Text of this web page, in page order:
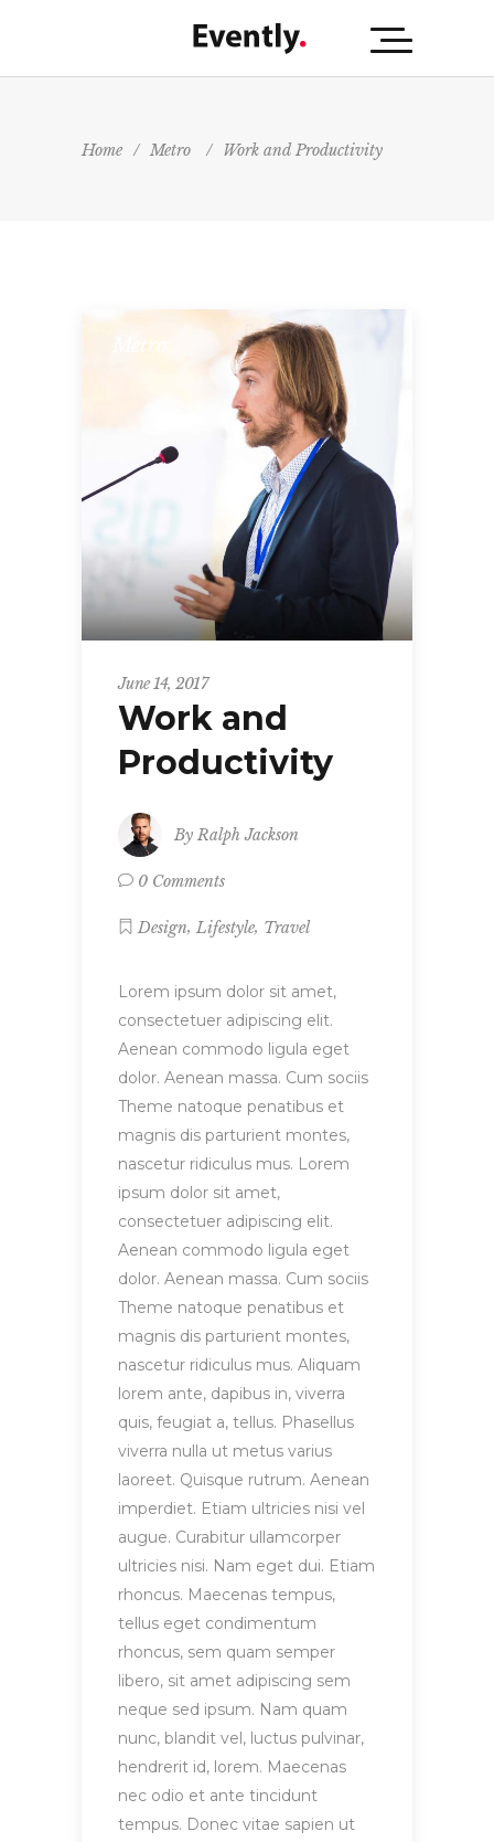
Home / Metro / Work and Productivity
Metro
June 14, 2017
Work and
Productivity
By Ralph Jackson
0 Comments
Design, Lifestyle, Travel
Lorem ipsum dolor sit amet,
consectetuer adipiscing elit.
Aenean commodo ligula eget
dolor. Aenean massa. Cum sociis
Theme natoque penatibus et
magnis dis parturient montes,
nascetur ridiculus mus. Lorem
ipsum dolor sit amet,
consectetuer adipiscing elit.
Aenean commodo ligula eget
dolor. Aenean massa. Cum sociis
Theme natoque penatibus et
magnis dis parturient montes,
nascetur ridiculus mus. Aliquam
lorem ante, dapibus in, viverra
quis, feugiat a, tellus. Phasellus
viverra nulla ut metus varius
laoreet. Quisque rutrum. Aenean
imperdiet. Etiam ultricies nisi vel
augue. Curabitur ullamcorper
ultricies nisi. Nam eget dui. Etiam
rhoncus. Maecenas tempus,
tellus eget condimentum
rhoncus, sem quam semper
libero, sit amet adipiscing sem
neque sed ipsum. Nam quam
nunc, blandit vel, luctus pulvinar,
hendrerit id, lorem. Maecenas
nec odio et ante tincidunt
tempus. Donec vitae sapien ut